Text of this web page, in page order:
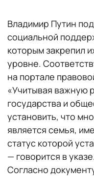
Владимир Путин
социальной
которым закрепил
уровне.
на портале
«Учитывая важную
государства и
установить, что
является семья,
статус которой
— говорится в указе.
Согласно